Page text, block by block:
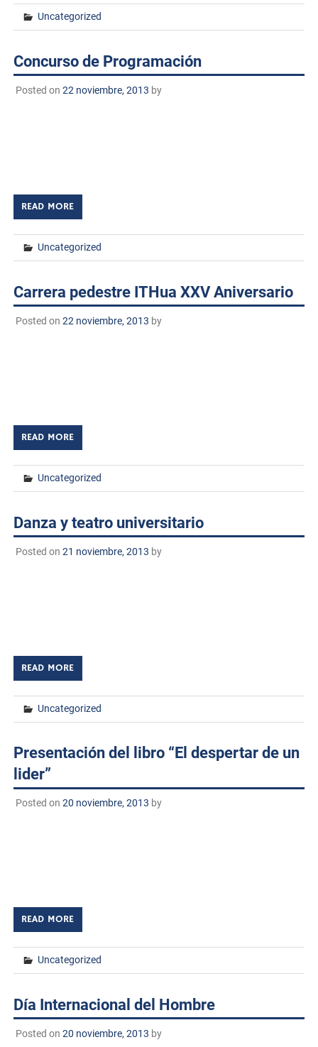
Uncategorized
Concurso de Programación
Posted on 22 noviembre, 2013 by
READ MORE
Uncategorized
Carrera pedestre ITHua XXV Aniversario
Posted on 22 noviembre, 2013 by
READ MORE
Uncategorized
Danza y teatro universitario
Posted on 21 noviembre, 2013 by
READ MORE
Uncategorized
Presentación del libro “El despertar de un
lider”
Posted on 20 noviembre, 2013 by
READ MORE
Uncategorized
Día Internacional del Hombre
Posted on 20 noviembre, 2013 by